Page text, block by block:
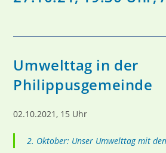
Umwelttag in der
Philippusgemeinde
02.10.2021, 15 Uhr
2. Oktober: Unser Umwelttag mit